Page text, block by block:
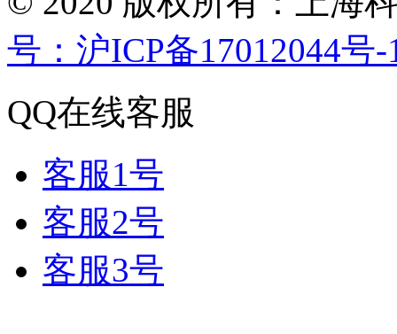
号：沪ICP备17012044号-
QQ在线客服
客服1号
客服2号
客服3号